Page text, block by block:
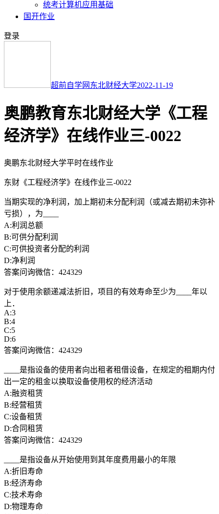
统考计算机应用基础
国开作业
登录
超前自学网 东北财经大学2022-11-19
奥鹏教育东北财经大学《工程
经济学》在线作业三-0022
奥鹏东北财经大学平时在线作业
东财《工程经济学》在线作业三-0022
当期实现的净利润，加上期初未分配利润（或减去期初未弥补
亏损），为____
A:利润总额
B:可供分配利润
C:可供投资者分配的利润
D:净利润
答案问询微信：424329
对于使用余额递减法折旧，项目的有效寿命至少为____年以
上．
A:3
B:4
C:5
D:6
答案问询微信：424329
____是指设备的使用者向出租者租借设备，在规定的租期内付
出一定的租金以换取设备使用权的经济活动
A:融资租赁
B:经营租赁
C:设备租赁
D:合同租赁
答案问询微信：424329
____是指设备从开始使用到其年度费用最小的年限
A:折旧寿命
B:经济寿命
C:技术寿命
D:物理寿命